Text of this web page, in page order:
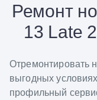
Ремонт
13 Late
Отремонтировать
выгодных
профильный